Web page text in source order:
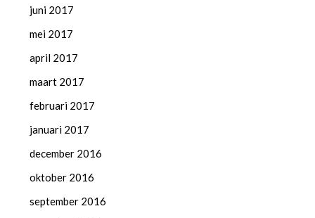
juni 2017
mei 2017
april 2017
maart 2017
februari 2017
januari 2017
december 2016
oktober 2016
september 2016